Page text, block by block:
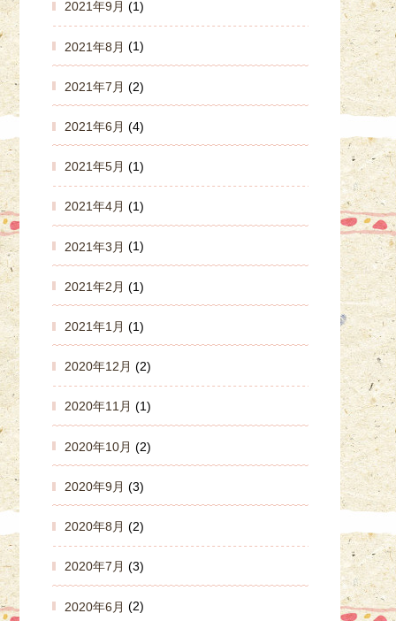
2021年9月 (1)
2021年8月 (1)
2021年7月 (2)
2021年6月 (4)
2021年5月 (1)
2021年4月 (1)
2021年3月 (1)
2021年2月 (1)
2021年1月 (1)
2020年12月 (2)
2020年11月 (1)
2020年10月 (2)
2020年9月 (3)
2020年8月 (2)
2020年7月 (3)
2020年6月 (2)